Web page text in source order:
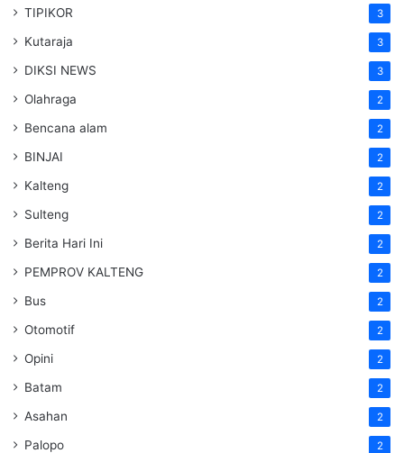
TIPIKOR 3
Kutaraja 3
DIKSI NEWS 3
Olahraga 2
Bencana alam 2
BINJAI 2
Kalteng 2
Sulteng 2
Berita Hari Ini 2
PEMPROV KALTENG 2
Bus 2
Otomotif 2
Opini 2
Batam 2
Asahan 2
Palopo 2